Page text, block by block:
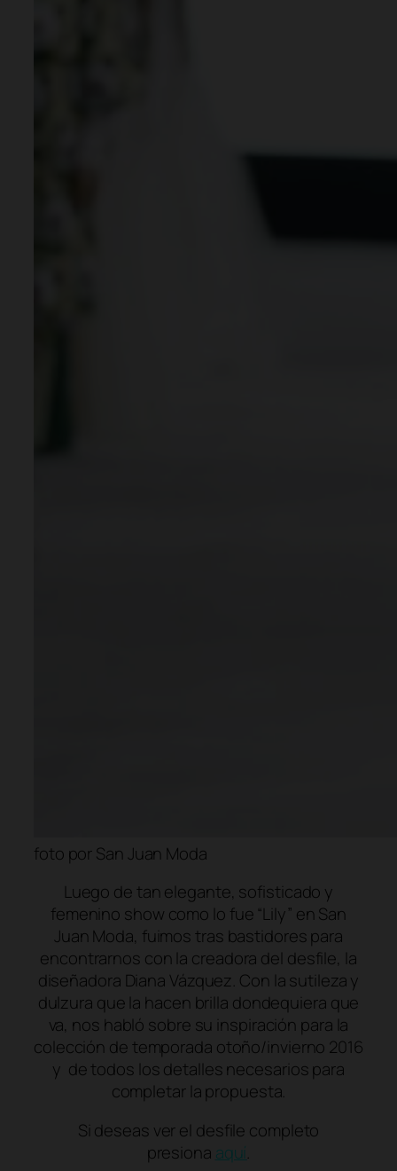
foto por San Juan Moda
Luego de tan elegante, sofisticado y
femenino show como lo fue “Lily” en San
Juan Moda, fuimos tras bastidores para
encontrarnos con la creadora del desfile, la
diseñadora Diana Vázquez. Con la sutileza y
dulzura que la hacen brilla dondequiera que
va, nos habló sobre su inspiración para la
colección de temporada otoño/invierno 2016
y de todos los detalles necesarios para
completar la propuesta.
Si deseas ver el desfile completo
presiona aquí.